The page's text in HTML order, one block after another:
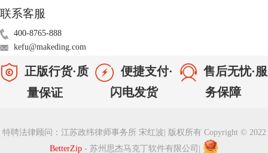
联系客服
400-8765-888
kefu@makeding.com
正版行货·质
量保证
便捷支付·
闪电发货
售后无忧·服
务保障
特聘法律顾问：江苏政纬律师事务所 宋红波
版权所有 Copyright © 2022
BetterZip - 苏州思杰马克丁软件有限公司